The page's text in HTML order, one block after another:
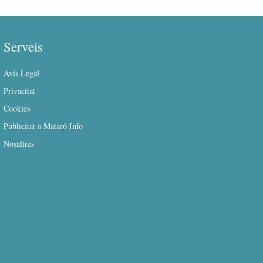
Serveis
Avís Legal
Privacitat
Cookies
Publicitat a Mataró Info
Nosaltres